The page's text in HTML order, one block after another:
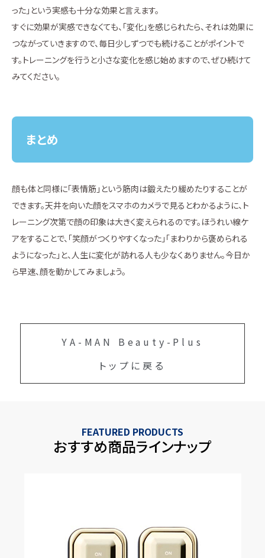
った」という実感も十分な効果と言えます。
すぐに効果が実感できなくても、「変化」を感じられたら、それは効果に
つながっていきますので、毎日少しずつでも続けることがポイントで
す。トレーニングを行うと小さな変化を感じ始めますので、ぜひ続けて
みてください。
まとめ
顔も体と同様に「表情筋」という筋肉は鍛えたり緩めたりすることが
できます。天井を向いた顔をスマホのカメラで見るとわかるように、ト
レーニング次第で顔の印象は大きく変えられるのです。ほうれい線ケ
アをすることで、「笑顔がつくりやすくなった」「まわりから褒められる
ようになった」と、人生に変化が訪れる人も少なくありません。今日か
ら早速、顔を動かしてみましょう。
YA-MAN Beauty-Plus
トップに戻る
FEATURED PRODUCTS
おすすめ商品ラインナップ